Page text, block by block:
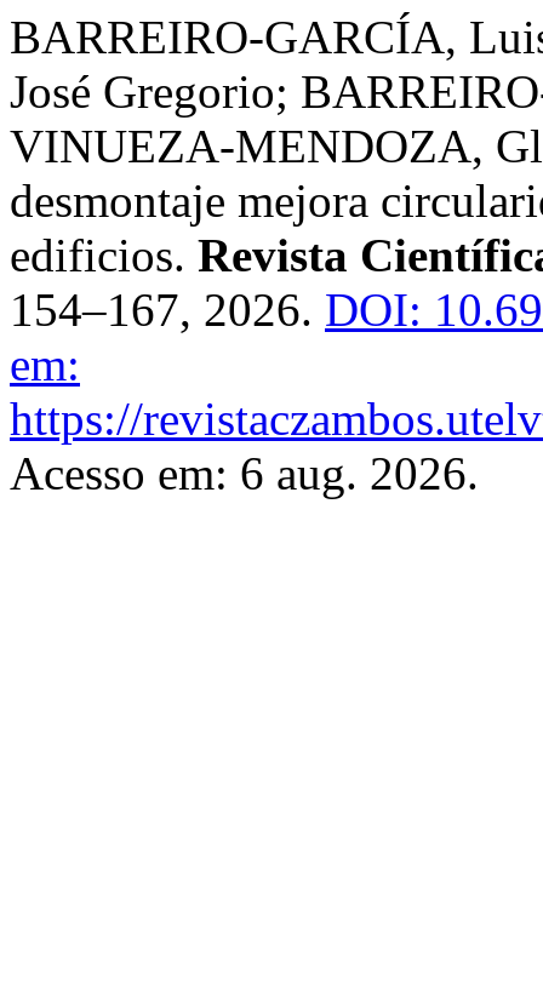
BARREIRO-GARCÍA,
José Gregorio;
VINUEZA-MENDOZA,
desmontaje mejora
edificios. Revista
154–167, 2026. DOI:
em:
https://
Acesso em: 6 aug. 2026.